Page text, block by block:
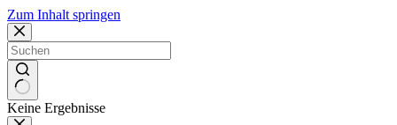
Zum Inhalt springen
Keine Ergebnisse